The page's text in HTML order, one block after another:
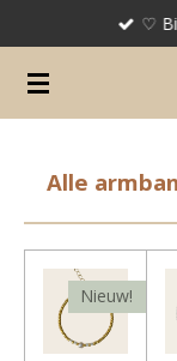
naar
de
♡
Alle
Nieuw!